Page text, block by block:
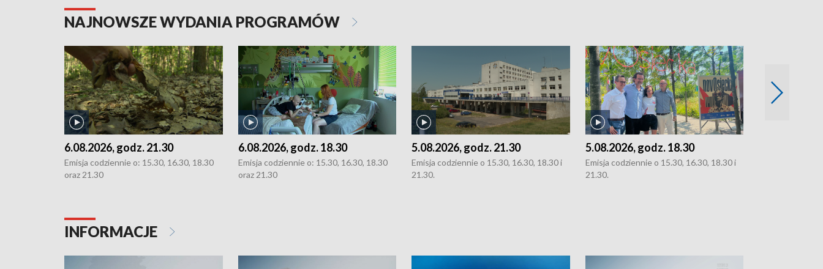
NAJNOWSZE WYDANIA PROGRAMÓW
6.08.2026, godz. 21.30
Emisja codziennie o: 15.30, 16.30, 18.30
oraz 21.30
6.08.2026, godz. 18.30
Emisja codziennie o: 15.30, 16.30, 18.30
oraz 21.30
5.08.2026, godz. 21.30
Emisja codziennie o 15.30, 16.30, 18.30 i
21.30.
5.08.2026, godz. 18.30
Emisja codziennie o 15.30, 16.30, 18.30 i
21.30.
INFORMACJE